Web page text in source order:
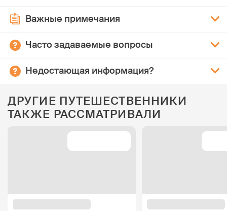
Важные примечания
Часто задаваемые вопросы
Недостающая информация?
ДРУГИЕ ПУТЕШЕСТВЕННИКИ
ТАКЖЕ РАССМАТРИВАЛИ